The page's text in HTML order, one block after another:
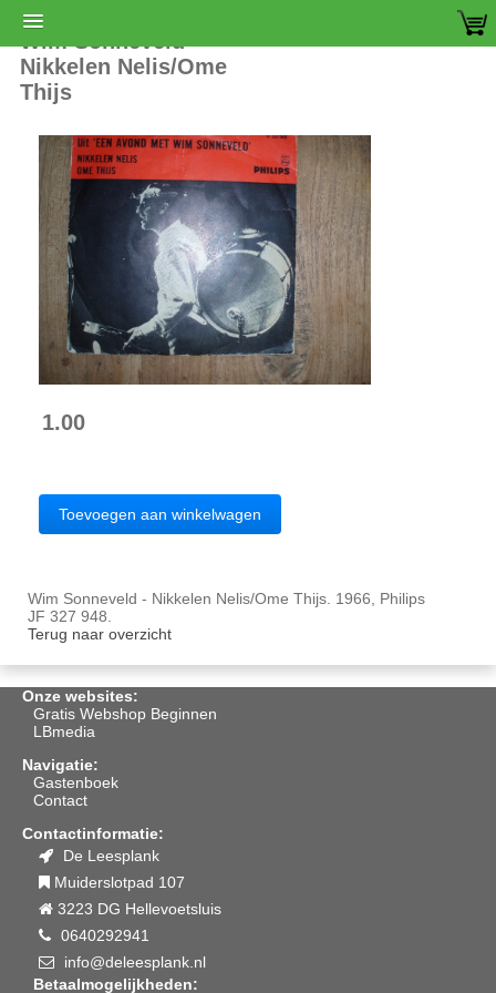
Wim Sonneveld -
Nikkelen Nelis/Ome
Thijs
1.00
Wim Sonneveld - Nikkelen Nelis/Ome Thijs. 1966, Philips
JF 327 948.
Terug naar overzicht
Onze websites:
Gratis Webshop Beginnen
LBmedia
Navigatie:
Gastenboek
Contact
Contactinformatie:
De Leesplank
Muiderslotpad 107
3223 DG Hellevoetsluis
0640292941
info@deleesplank.nl
Betaalmogelijkheden: